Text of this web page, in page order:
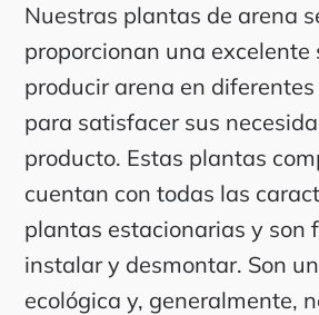
Nuestras plantas de arena
proporcionan una excelente
producir arena en
para satisfacer sus
producto. Estas plantas
cuentan con todas las
plantas estacionarias y son
instalar y desmontar. Son
ecológica y, generalmente,